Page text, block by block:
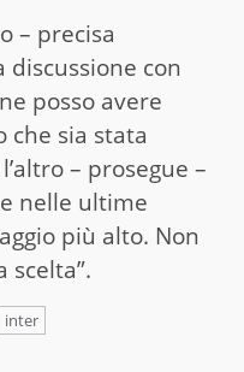
– precisa
discussione con
posso avere
sia stata
– prosegue –
nelle ultime
più alto. Non
scelta”.
inter